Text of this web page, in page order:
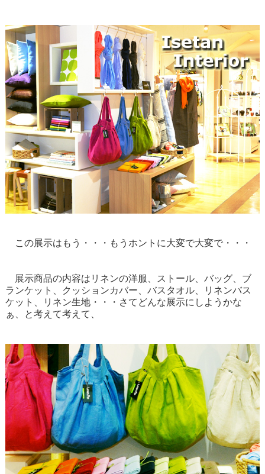
この展示はもう・・・もうホントに大変で大変で・・・
展示商品の内容はリネンの洋服、ストール、バッグ、ブ
ランケット、クッションカバー、バスタオル、リネンバス
ケット、リネン生地・・・さてどんな展示にしようかな
ぁ、と考えて考えて、